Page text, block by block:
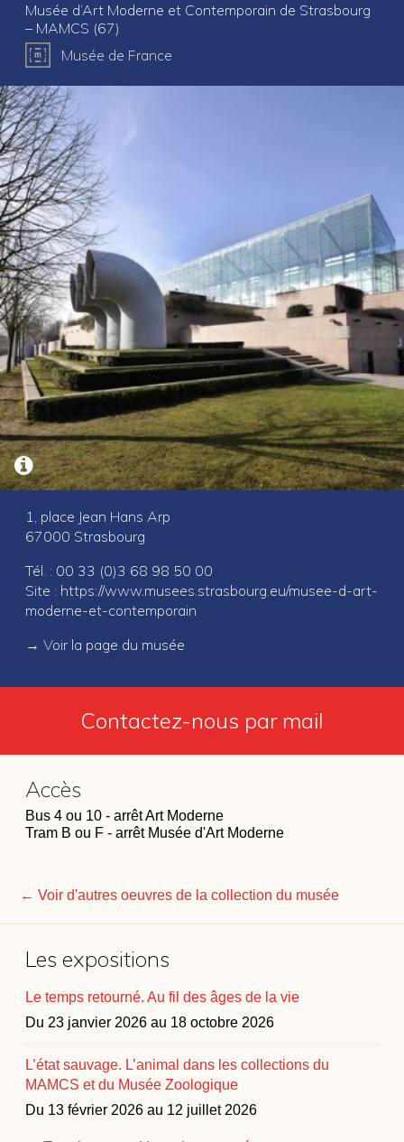
Musée d’Art Moderne et Contemporain de Strasbourg
– MAMCS (67)
Musée de France
1, place Jean Hans Arp
67000 Strasbourg
Tél. : 00 33 (0)3 68 98 50 00
Site : https://www.musees.strasbourg.eu/musee-d-art-
moderne-et-contemporain
→ Voir la page du musée
Contactez-nous par mail
Accès
Bus 4 ou 10 - arrêt Art Moderne
Tram B ou F - arrêt Musée d'Art Moderne
← Voir d'autres oeuvres de la collection du musée
Les expositions
Le temps retourné. Au fil des âges de la vie
Du 23 janvier 2026 au 18 octobre 2026
L’état sauvage. L’animal dans les collections du
MAMCS et du Musée Zoologique
Du 13 février 2026 au 12 juillet 2026